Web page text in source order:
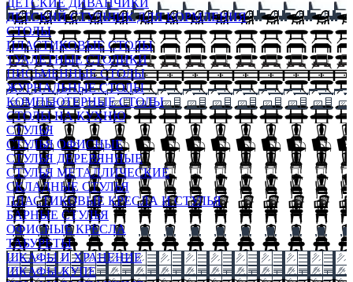
ДЕТСКИЕ ДИВАНЧИКИ
ДЕТСКИЙ СТУЛЬЧИК ДЛЯ КОРМЛЕНИЯ
СТОЛЫ
ПЛАСТИКОВЫЕ СТОЛЫ
ТУАЛЕТНЫЕ СТОЛИКИ
ПИСЬМЕННЫЕ СТОЛЫ
ЖУРНАЛЬНЫЕ СТОЛЫ
КОМПЬЮТЕРНЫЕ СТОЛЫ
СТОЛЫ НА КУХНЮ
СТУЛЬЯ
СТУЛЬЯ ОФИСНЫЕ
СТУЛЬЯ ДЕРЕВЯННЫЕ
СТУЛЬЯ МЕТАЛЛИЧЕСКИЕ
СКЛАДНЫЕ СТУЛЬЯ
ПЛАСТИКОВЫЕ КРЕСЛА И СТУЛЬЯ
БАРНЫЕ СТУЛЬЯ
ОФИСНЫЕ КРЕСЛА
ТАБУРЕТЫ
ШКАФЫ И ХРАНЕНИЕ
ШКАФЫ-КУПЕ